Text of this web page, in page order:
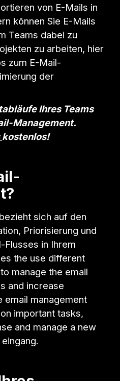
von E-Mails in
können Sie E-Mails
Teams dabei zu
zu arbeiten, hier
zum E-Mail-
der
Ihres Teams
Management.
kostenlos!
sich auf den
Priorisierung und
Flusses in Ihrem
the use different
manage the email
and increase
management
important tasks,
and manage a new